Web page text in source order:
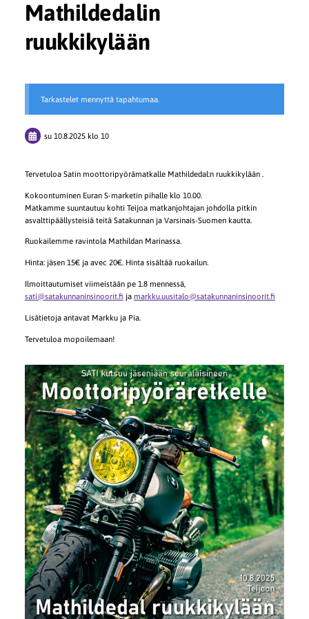
Mathildedalin
ruukkikylään
Tarkastelet mennyttä tapahtumaa.
su 10.8.2025 klo 10
Tervetuloa Satin moottoripyörämatkalle Mathildedal:n ruukkikylään .
Kokoontuminen Euran S-marketin pihalle klo 10.00.
Matkamme suuntautuu kohti Teijoa matkanjohtajan johdolla pitkin
asvalttipäällysteisiä teitä Satakunnan ja Varsinais-Suomen kautta.
Ruokailemme ravintola Mathildan Marinassa.
Hinta: jäsen 15€ ja avec 20€. Hinta sisältää ruokailun.
Ilmoittautumiset viimeistään pe 1.8 mennessä,
sati@satakunnaninsinoorit.fi ja markku.uusitalo@satakunnaninsinoorit.fi
Lisätietoja antavat Markku ja Pia.
Tervetuloa mopoilemaan!